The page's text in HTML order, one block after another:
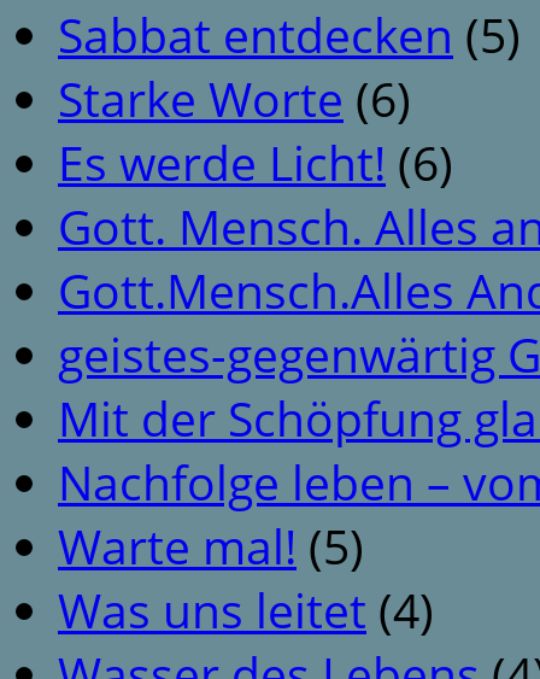
Sabbat entdecken (5)
Starke Worte (6)
Es werde Licht! (6)
Gott. Mensch. Alles
Gott.Mensch.Alles
geistes-gegenwärtig
Mit der Schöpfung
Nachfolge leben –
Warte mal! (5)
Was uns leitet (4)